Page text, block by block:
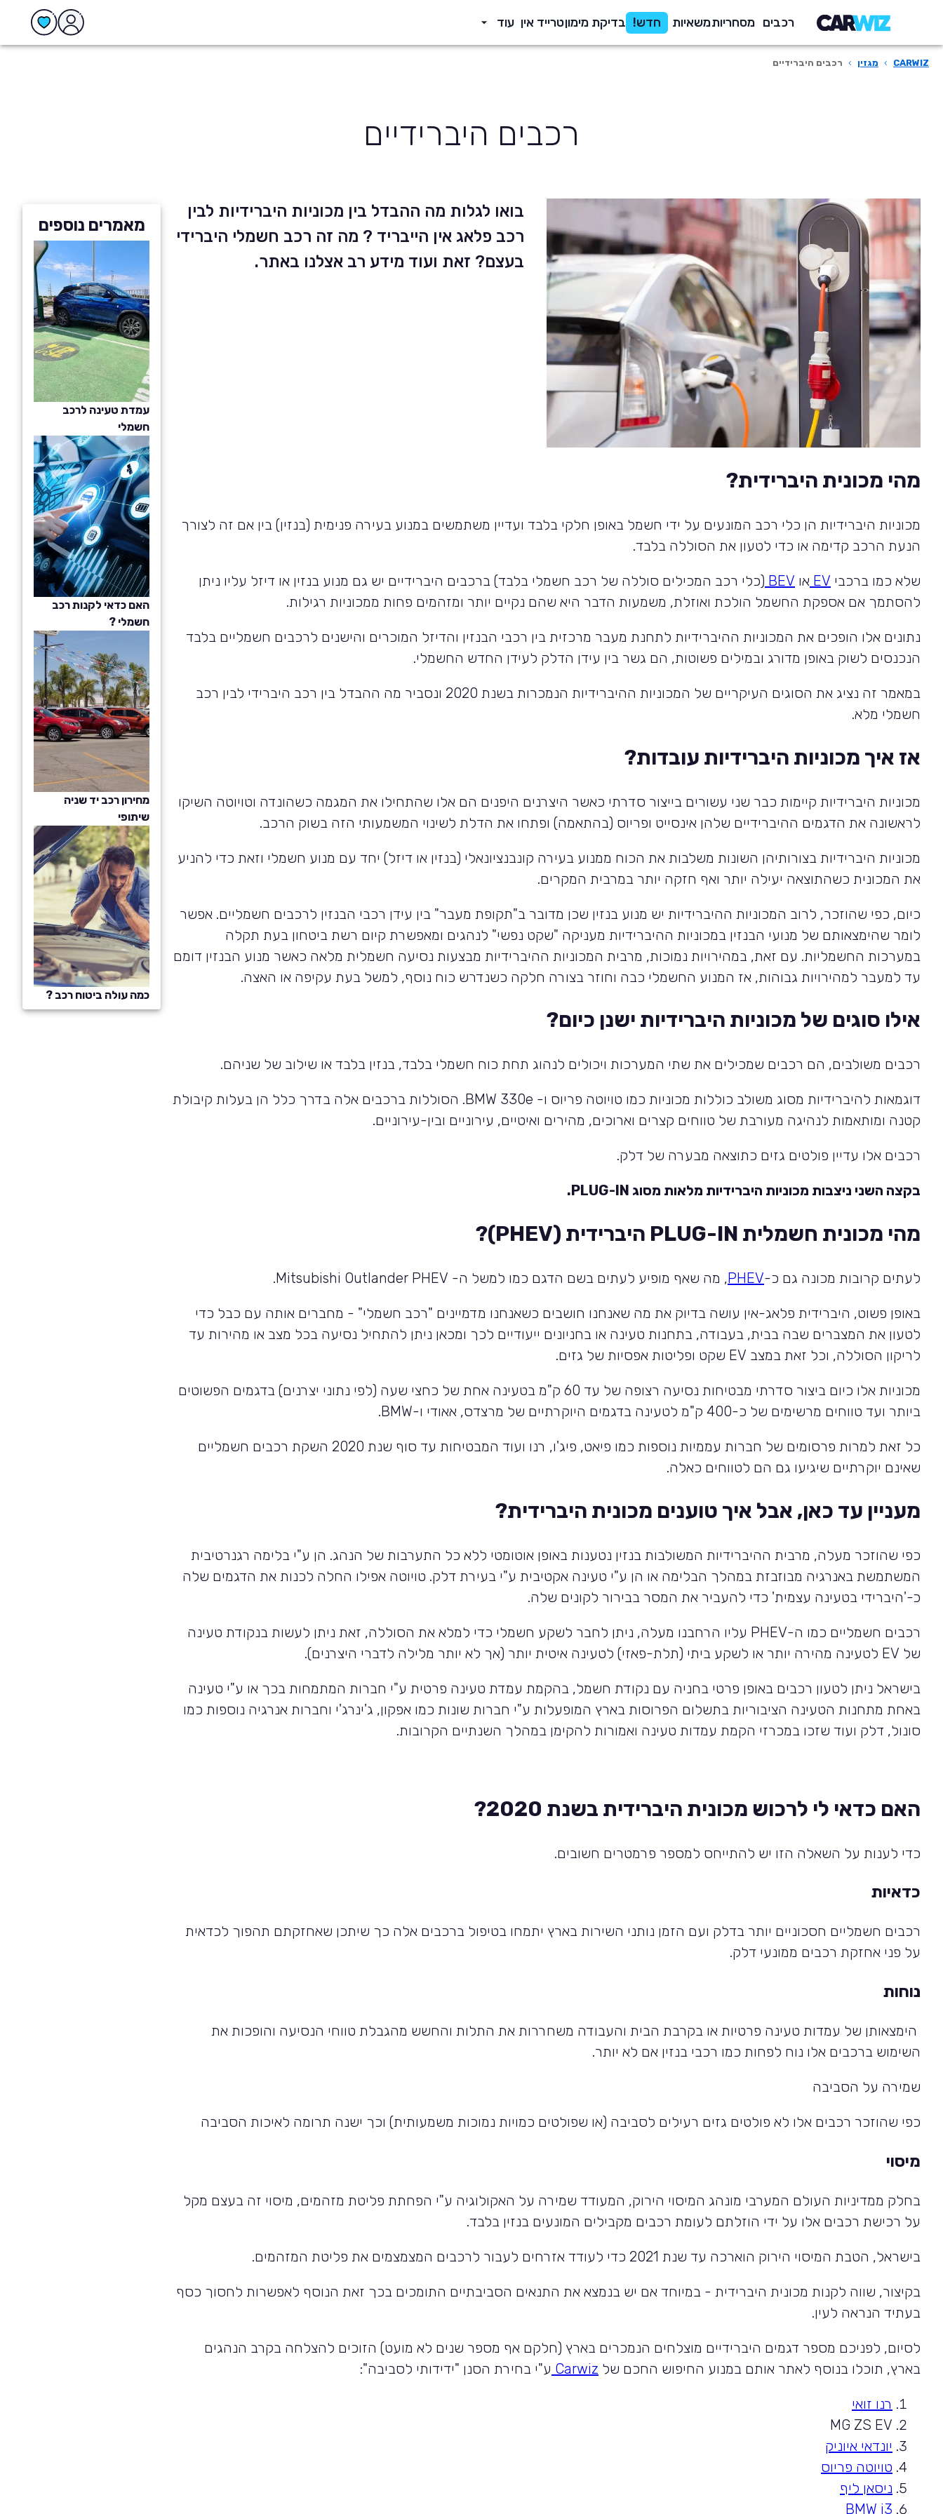
רכבים מסחריותמשאיות חדש! בדיקת מימוןטרייד אין עוד
CARWIZ
› מגזין › רכבים היברידיים
רכבים היברידיים
בואו לגלות מה ההבדל בין מכוניות היברידיות לבין
רכב פלאג אין הייבריד ? מה זה רכב חשמלי היברידי
בעצם? זאת ועוד מידע רב אצלנו באתר.
מהי מכונית היברידית?
מכוניות היברידיות הן כלי רכב המונעים על ידי חשמל באופן חלקי בלבד ועדיין משתמשים במנוע בעירה פנימית (בנזין) בין אם זה לצורך
הנעת הרכב קדימה או כדי לטעון את הסוללה בלבד.
שלא כמו ברכבי EV או BEV (כלי רכב המכילים סוללה של רכב חשמלי בלבד) ברכבים היברידיים יש גם מנוע בנזין או דיזל עליו ניתן
להסתמך אם אספקת החשמל הולכת ואוזלת, משמעות הדבר היא שהם נקיים יותר ומזהמים פחות ממכוניות רגילות.
נתונים אלו הופכים את המכוניות ההיברידיות לתחנת מעבר מרכזית בין רכבי הבנזין והדיזל המוכרים והישנים לרכבים חשמליים בלבד
הנכנסים לשוק באופן מדורג ובמילים פשוטות, הם גשר בין עידן הדלק לעידן החדש החשמלי.
במאמר זה נציג את הסוגים העיקריים של המכוניות ההיברידיות הנמכרות בשנת 2020 ונסביר מה ההבדל בין רכב היברידי לבין רכב
חשמלי מלא.
אז איך מכוניות היברידיות עובדות?
מכוניות היברידיות קיימות כבר שני עשורים בייצור סדרתי כאשר היצרנים היפנים הם אלו שהתחילו את המגמה כשהונדה וטויוטה השיקו
לראשונה את הדגמים ההיברידיים שלהן אינסייט ופריוס (בהתאמה) ופתחו את הדלת לשינוי המשמעותי הזה בשוק הרכב.
מכוניות היברידיות בצורותיהן השונות משלבות את הכוח ממנוע בעירה קונבנציונאלי (בנזין או דיזל) יחד עם מנוע חשמלי וזאת כדי להניע
את המכונית כשהתוצאה יעילה יותר ואף חזקה יותר במרבית המקרים.
כיום, כפי שהוזכר, לרוב המכוניות ההיברידיות יש מנוע בנזין שכן מדובר ב"תקופת מעבר" בין עידן רכבי הבנזין לרכבים חשמליים. אפשר
לומר שהימצאותם של מנועי הבנזין במכוניות ההיברידיות מעניקה "שקט נפשי" לנהגים ומאפשרת קיום רשת ביטחון בעת תקלה
במערכות החשמליות. עם זאת, במהירויות נמוכות, מרבית המכוניות ההיברידיות מבצעות נסיעה חשמלית מלאה כאשר מנוע הבנזין דומם
עד למעבר למהירויות גבוהות, אז המנוע החשמלי כבה וחוזר בצורה חלקה כשנדרש כוח נוסף, למשל בעת עקיפה או האצה.
אילו סוגים של מכוניות היברידיות ישנן כיום?
רכבים משולבים, הם רכבים שמכילים את שתי המערכות ויכולים לנהוג תחת כוח חשמלי בלבד, בנזין בלבד או שילוב של שניהם.
דוגמאות להיברידיות מסוג משולב כוללות מכוניות כמו טויוטה פריוס ו- BMW 330e. הסוללות ברכבים אלה בדרך כלל הן בעלות קיבולת
קטנה ומותאמות לנהיגה מעורבת של טווחים קצרים וארוכים, מהירים ואיטיים, עירוניים ובין-עירוניים.
רכבים אלו עדיין פולטים גזים כתוצאה מבערה של דלק.
בקצה השני ניצבות מכוניות היברידיות מלאות מסוג PLUG-IN
.
מהי מכונית חשמלית PLUG-IN היברידית (PHEV
)?
לעתים קרובות מכונה גם כ-PHEV, מה שאף מופיע לעתים בשם הדגם כמו למשל ה- Mitsubishi Outlander PHEV
.
באופן פשוט, היברידית פלאג-אין עושה בדיוק את מה שאנחנו חושבים כשאנחנו מדמיינים "רכב חשמלי" - מחברים אותה עם כבל כדי
לטעון את המצברים שבה בבית, בעבודה, בתחנות טעינה או בחניונים ייעודיים לכך ומכאן ניתן להתחיל נסיעה בכל מצב או מהירות עד
לריקון הסוללה, וכל זאת במצב EV שקט ופליטות אפסיות של גזים.
מכוניות אלו כיום ביצור סדרתי מבטיחות נסיעה רצופה של עד 60 ק"מ בטעינה אחת של כחצי שעה (לפי נתוני יצרנים) בדגמים הפשוטים
ביותר ועד טווחים מרשימים של כ-400 ק"מ לטעינה בדגמים היוקרתיים של מרצדס, אאודי ו-BMW.
כל זאת למרות פרסומים של חברות עממיות נוספות כמו פיאט, פיג'ו, רנו ועוד המבטיחות עד סוף שנת 2020 השקת רכבים חשמליים
שאינם יוקרתיים שיגיעו גם הם לטווחים כאלה.
מעניין עד כאן, אבל איך טוענים מכונית היברידית?
כפי שהוזכר מעלה, מרבית ההיברידיות המשולבות בנזין נטענות באופן אוטומטי ללא כל התערבות של הנהג. הן ע"י בלימה רגנרטיבית
המשתמשת באנרגיה מבוזבזת במהלך הבלימה או הן ע"י טעינה אקטיבית ע"י בעירת דלק. טויוטה אפילו החלה לכנות את הדגמים שלה
כ-'היברידי בטעינה עצמית' כדי להעביר את המסר בבירור לקונים שלה.
רכבים חשמליים כמו ה-PHEV עליו הרחבנו מעלה, ניתן לחבר לשקע חשמלי כדי למלא את הסוללה, זאת ניתן לעשות בנקודת טעינה
של EV לטעינה מהירה יותר או לשקע ביתי (תלת-פאזי) לטעינה איטית יותר (אך לא יותר מלילה לדברי היצרנים).
בישראל ניתן לטעון רכבים באופן פרטי בחניה עם נקודת חשמל, בהקמת עמדת טעינה פרטית ע"י חברות המתמחות בכך או ע"י טעינה
באחת מתחנות הטעינה הציבוריות בתשלום הפרוסות בארץ המופעלות ע"י חברות שונות כמו אפקון, ג'ינרג'י וחברות אנרגיה נוספות כמו
סונול, דלק ועוד שזכו במכרזי הקמת עמדות טעינה ואמורות להקימן במהלך השנתיים הקרובות.
האם כדאי לי לרכוש מכונית היברידית בשנת 2020?
כדי לענות על השאלה הזו יש להתייחס למספר פרמטרים חשובים.
כדאיות
רכבים חשמליים חסכוניים יותר בדלק ועם הזמן נותני השירות בארץ יתמחו בטיפול ברכבים אלה כך שיתכן שאחזקתם תהפוך לכדאית
על פני אחזקת רכבים ממונעי דלק.
נוחות
הימצאותן של עמדות טעינה פרטיות או בקרבת הבית והעבודה משחררות את התלות והחשש מהגבלת טווחי הנסיעה והופכות את
השימוש ברכבים אלו נוח לפחות כמו רכבי בנזין אם לא יותר.
שמירה על הסביבה
כפי שהוזכר רכבים אלו לא פולטים גזים רעילים לסביבה (או שפולטים כמויות נמוכות משמעותית) וכך ישנה תרומה לאיכות הסביבה
מיסוי
בחלק ממדיניות העולם המערבי מונהג המיסוי הירוק, המעודד שמירה על האקולוגיה ע"י הפחתת פליטת מזהמים, מיסוי זה בעצם מקל
על רכישת רכבים אלו על ידי הוזלתם לעומת רכבים מקבילים המונעים בנזין בלבד.
בישראל, הטבת המיסוי הירוק הוארכה עד שנת 2021 כדי לעודד אזרחים לעבור לרכבים המצמצמים את פליטת המזהמים.
בקיצור, שווה לקנות מכונית היברידית - במיוחד אם יש בנמצא את התנאים הסביבתיים התומכים בכך זאת הנוסף לאפשרות לחסוך כסף
בעתיד הנראה לעין.
לסיום, לפניכם מספר דגמים היברידיים מוצלחים הנמכרים בארץ (חלקם אף מספר שנים לא מועט) הזוכים להצלחה בקרב הנהגים
בארץ, תוכלו בנוסף לאתר אותם במנוע החיפוש החכם של Carwiz ע"י בחירת הסנן "ידידותי לסביבה":
רנו זואי
MG ZS EV
יונדאי איוניק
טויוטה פריוס
ניסאן ליף
BMW i3
מאמרים נוספים
עמדת טעינה לרכב
חשמלי
האם כדאי לקנות רכב
חשמלי ?
מחירון רכב יד שניה
שיתופי
כמה עולה ביטוח רכב ?